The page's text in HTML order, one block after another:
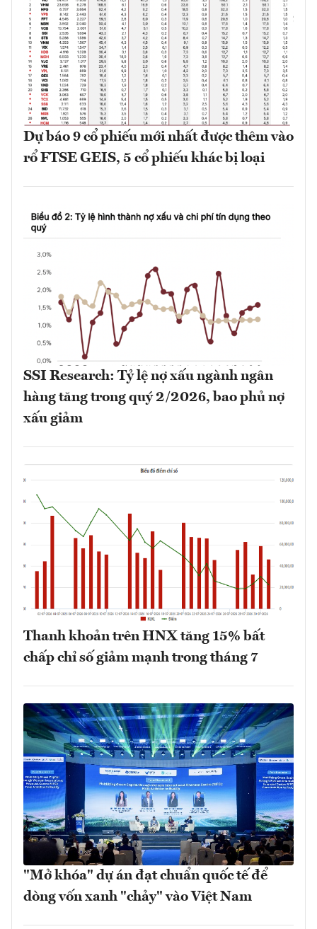
Dự báo 9 cổ phiếu mới nhất được thêm vào
rổ FTSE GEIS, 5 cổ phiếu khác bị loại
SSI Research: Tỷ lệ nợ xấu ngành ngân
hàng tăng trong quý 2/2026, bao phủ nợ
xấu giảm
Thanh khoản trên HNX tăng 15% bất
chấp chỉ số giảm mạnh trong tháng 7
"Mở khóa" dự án đạt chuẩn quốc tế để
dòng vốn xanh "chảy" vào Việt Nam